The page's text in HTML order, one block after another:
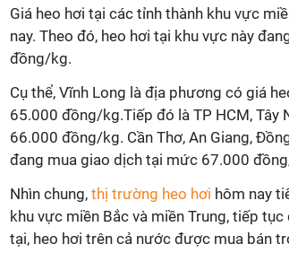
Giá heo hơi tại các tỉnh thành khu vực
nay. Theo đó, heo hơi tại khu vực này
đồng/kg.
Cụ thể, Vĩnh Long là địa phương có giá
65.000 đồng/kg.Tiếp đó là TP HCM, Tây
66.000 đồng/kg. Cần Thơ, An Giang,
đang mua giao dịch tại mức 67.000
Nhìn chung, thị trường heo hơi hôm nay
khu vực miền Bắc và miền Trung, tiếp
tại, heo hơi trên cả nước được mua bán